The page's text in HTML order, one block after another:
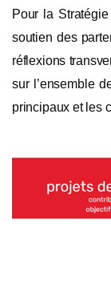
Pour la
soutien des
réflexions
sur l’ensemble
principaux et les